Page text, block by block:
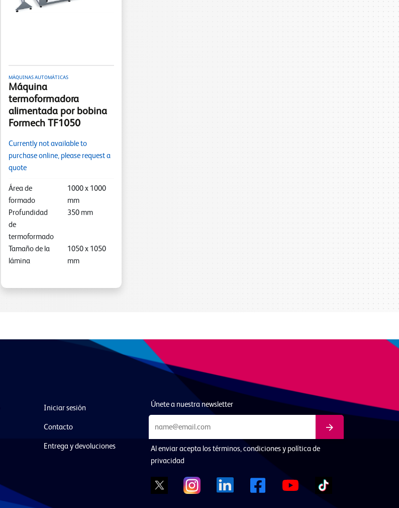
MÁQUINAS AUTOMÁTICAS
Máquina
termoformadora
alimentada por bobina
Formech TF1050
Currently not available to
purchase online, please request a
quote
Área de
formado
1000 x 1000
mm
Profundidad
de
termoformado
350 mm
Tamaño de la
lámina
1050 x 1050
mm
Iniciar sesión
Contacto
Entrega y devoluciones
Únete a nuestra newsletter
Al enviar acepta los términos, condiciones y política de
privacidad